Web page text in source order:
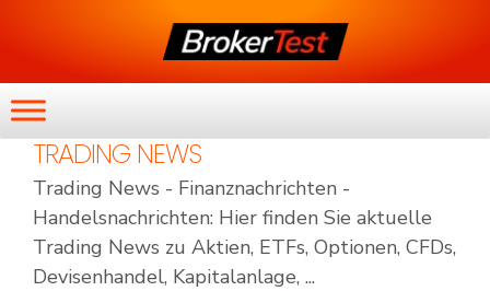
TRADING NEWS
Trading News - Finanznachrichten -
Handelsnachrichten: Hier finden Sie aktuelle
Trading News zu Aktien, ETFs, Optionen, CFDs,
Devisenhandel, Kapitalanlage, ...